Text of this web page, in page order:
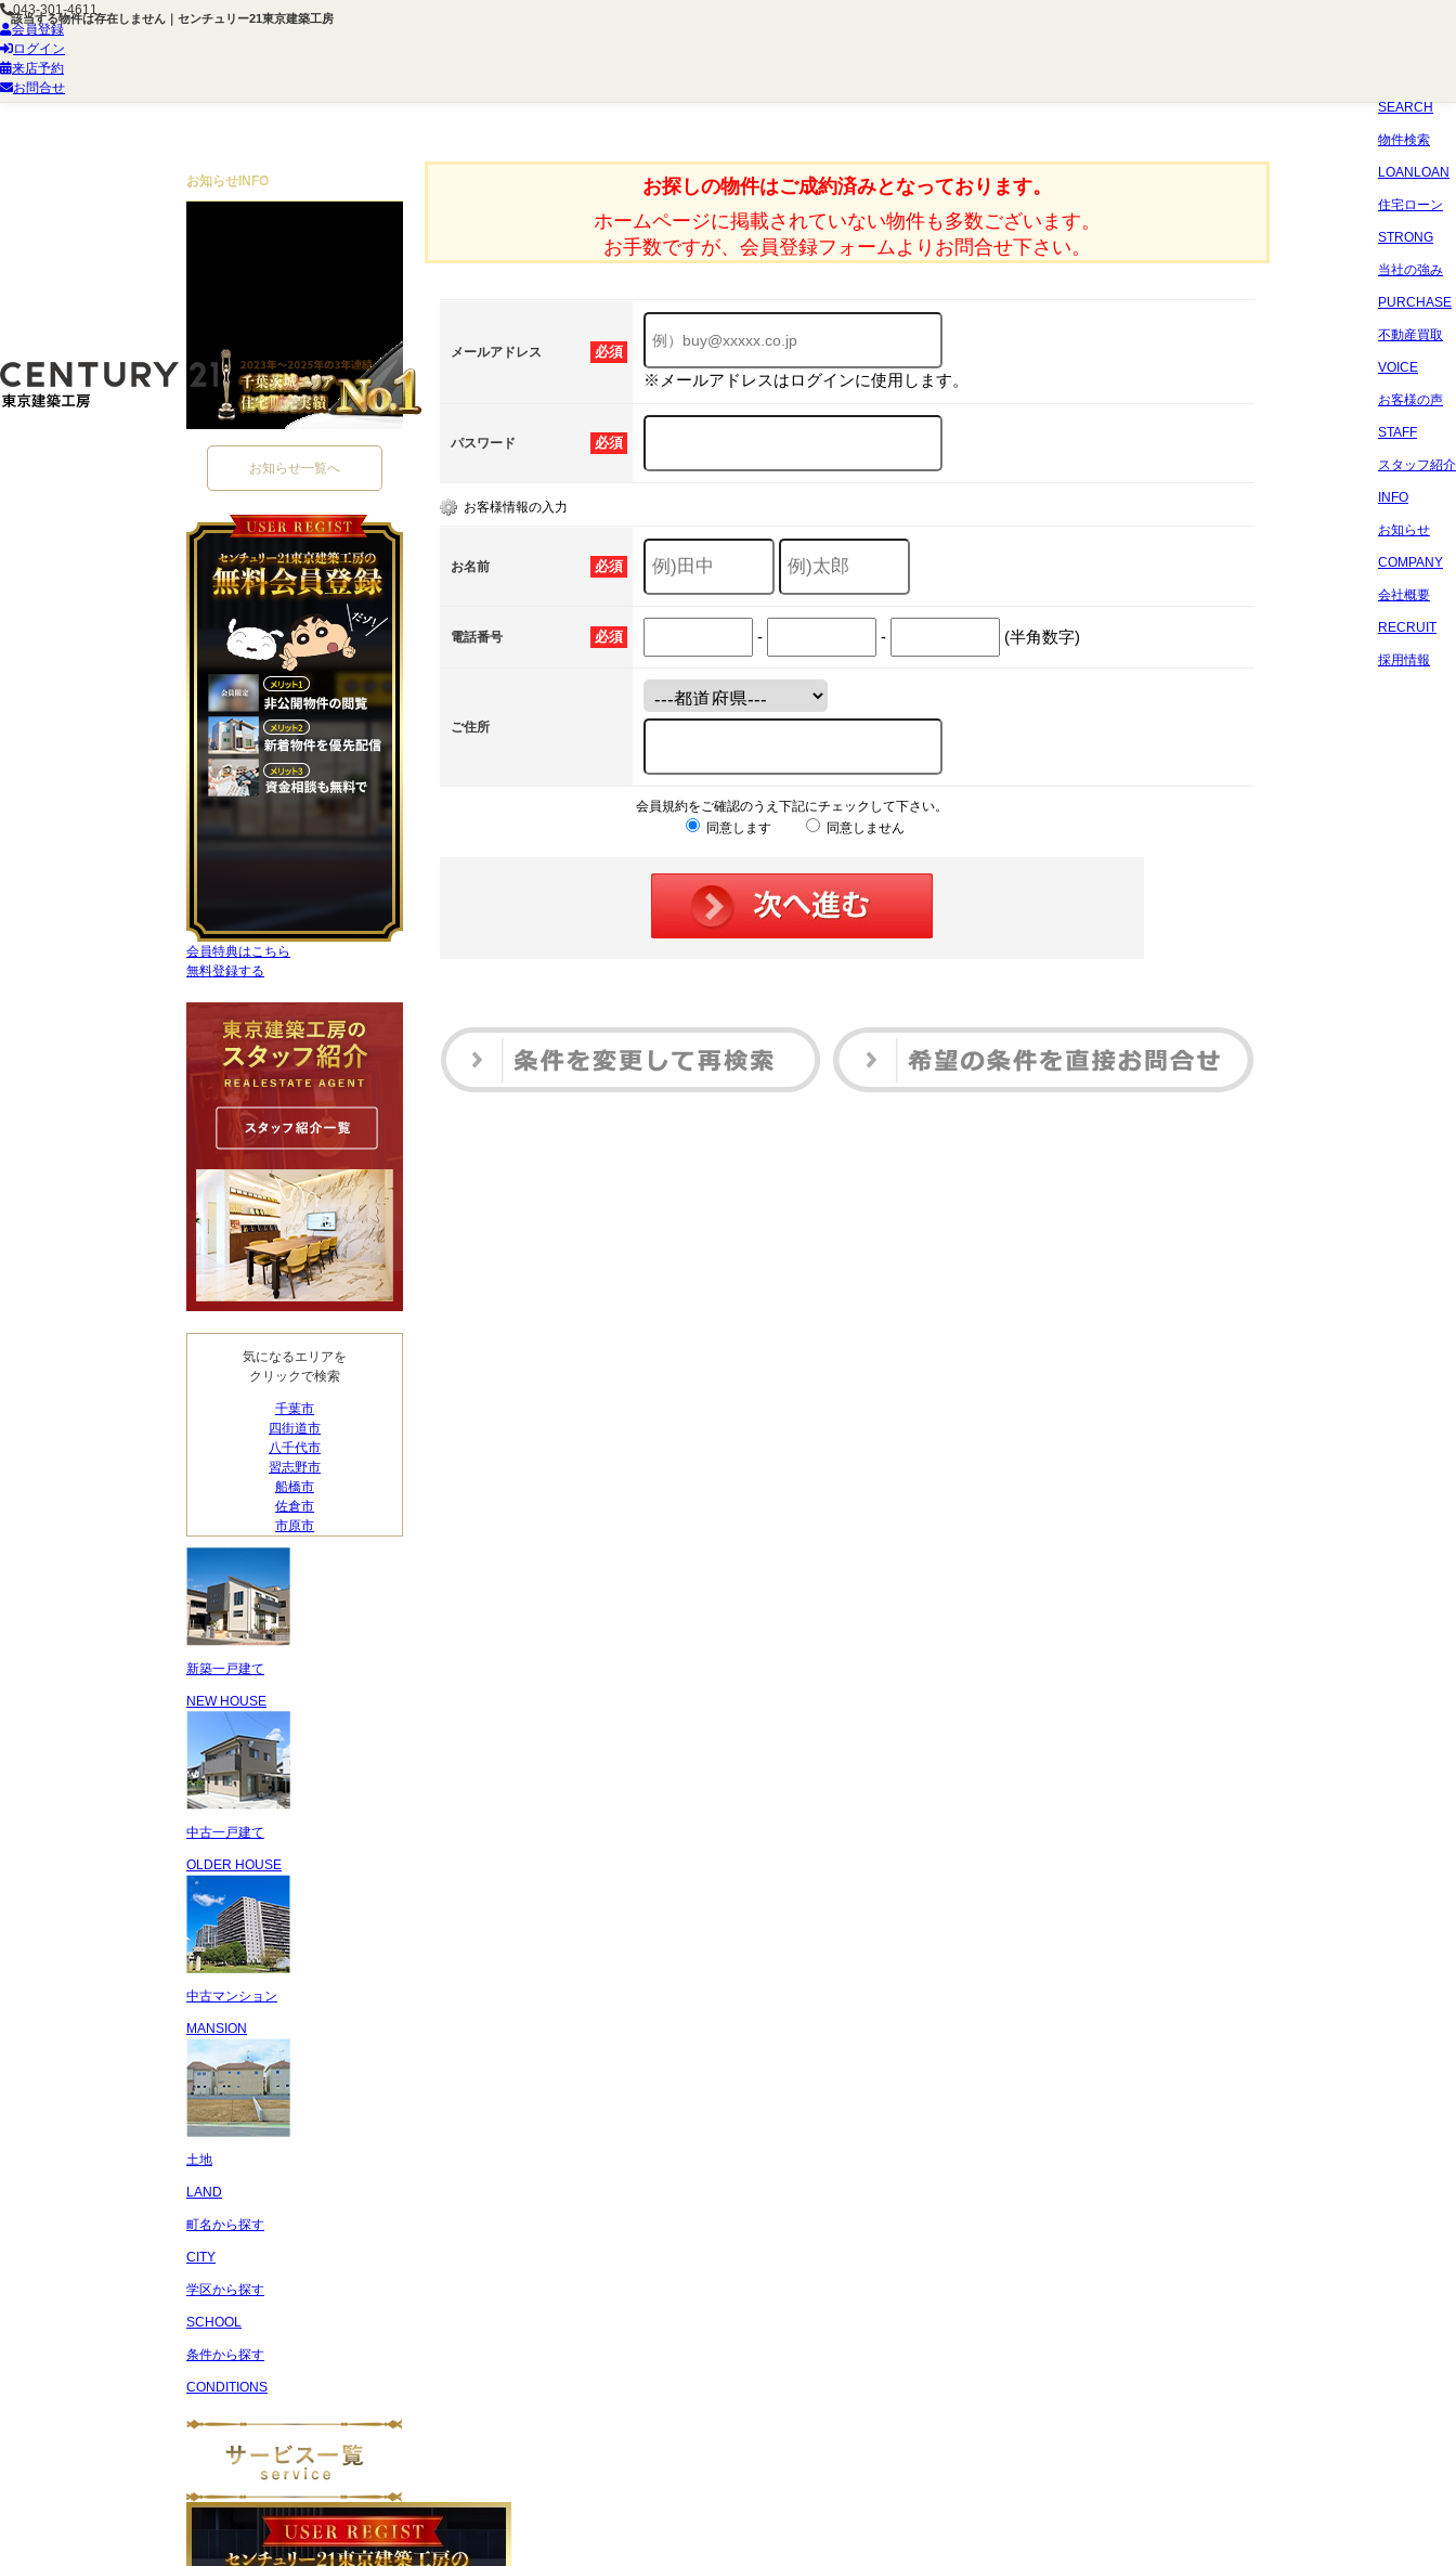
該当する物件は存在しません｜センチュリー21東京建築工房
043-301-4611
会員登録
ログイン
来店予約
お問合せ
SEARCH
物件検索
LOANLOAN
住宅ローン
STRONG
当社の強み
PURCHASE
不動産買取
VOICE
お客様の声
STAFF
スタッフ紹介
INFO
お知らせ
COMPANY
会社概要
RECRUIT
採用情報
お探しの物件はご成約済みとなっております。
ホームページに掲載されていない物件も多数ございます。
お手数ですが、会員登録フォームよりお問合せ下さい。
必須
メールアドレス
※メールアドレスはログインに使用します。
必須
パスワード
お客様情報の入力
必須
お名前
必須
電話番号 - - (半角数字)
ご住所
会員規約をご確認のうえ下記にチェックして下さい。
同意します
同意しません
お知らせ INFO
お知らせ一覧へ
会員特典はこちら
無料登録する
気になるエリアを
クリックで検索
千葉市
四街道市
八千代市
習志野市
船橋市
佐倉市
市原市
新築一戸建て
NEW HOUSE
中古一戸建て
OLDER HOUSE
中古マンション
MANSION
土地
LAND
町名から探す
CITY
学区から探す
SCHOOL
条件から探す
CONDITIONS